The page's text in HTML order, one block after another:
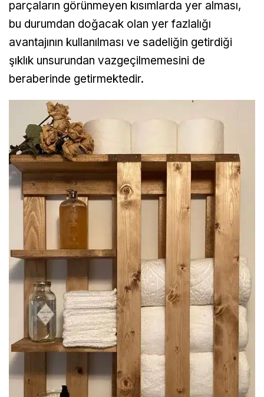
parçaların görünmeyen kısımlarda yer alması,
bu durumdan doğacak olan yer fazlalığı
avantajının kullanılması ve sadeliğin getirdiği
şıklık unsurundan vazgeçilmemesini de
beraberinde getirmektedir.